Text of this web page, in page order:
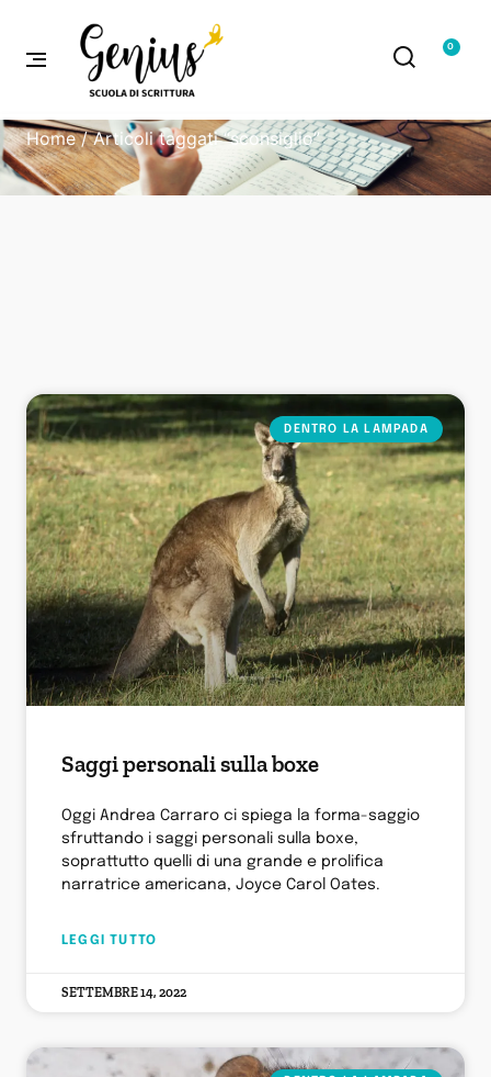
0
Home/ Articoli taggati “sconsiglio”
DENTRO LA LAMPADA
Saggi personali sulla boxe
Oggi Andrea Carraro ci spiega la forma-saggio
sfruttando i saggi personali sulla boxe,
soprattutto quelli di una grande e prolifica
narratrice americana, Joyce Carol Oates.
LEGGI TUTTO
SETTEMBRE 14, 2022